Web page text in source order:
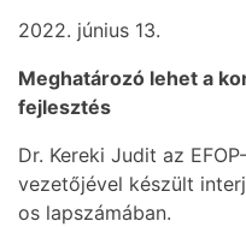
2022. június 13.
Meghatározó lehet a
fejlesztés
Dr. Kereki Judit az
vezetőjével készült
os lapszámában.